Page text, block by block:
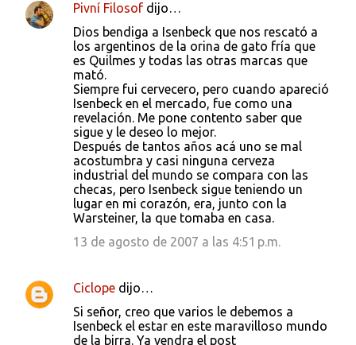
C
Pivní Filosof dijo…
Dios bendiga a Isenbeck que nos rescató a
los argentinos de la orina de gato fría que
es Quilmes y todas las otras marcas que
mató.
Siempre fui cervecero, pero cuando apareció
Isenbeck en el mercado, fue como una
revelación. Me pone contento saber que
sigue y le deseo lo mejor.
Después de tantos años acá uno se mal
acostumbra y casi ninguna cerveza
industrial del mundo se compara con las
checas, pero Isenbeck sigue teniendo un
lugar en mi corazón, era, junto con la
Warsteiner, la que tomaba en casa.
13 de agosto de 2007 a las 4:51 p.m.
Ciclope dijo…
Si señor, creo que varios le debemos a
Isenbeck el estar en este maravilloso mundo
de la birra. Ya vendra el post